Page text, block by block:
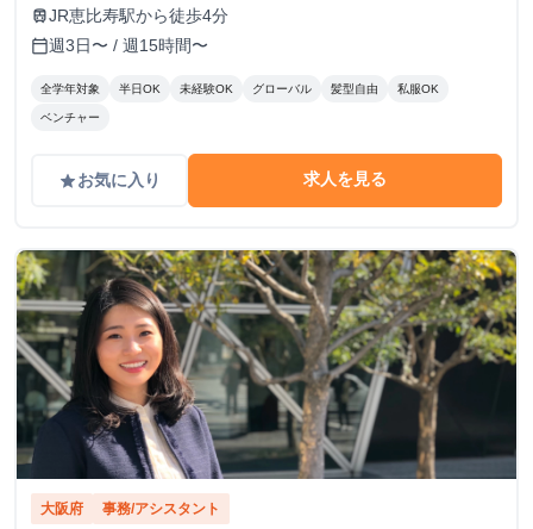
trainJR恵比寿駅から徒歩4分
calendar_today週3日〜 / 週15時間〜
全学年対象 半日OK 未経験OK グローバル 髪型自由 私服OK
ベンチャー
gradeお気に入り 求人を見る
大阪府 事務/アシスタント